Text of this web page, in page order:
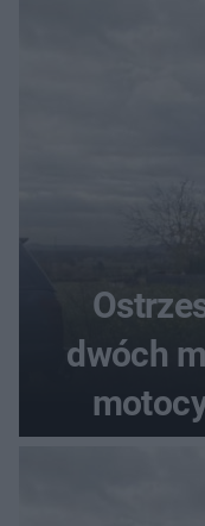
dwóch